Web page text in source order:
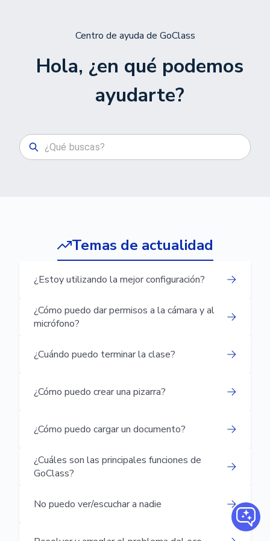
Centro de ayuda de GoClass
Hola, ¿en qué podemos
ayudarte?
Temas de actualidad
¿Estoy utilizando la mejor configuración?
¿Cómo puedo dar permisos a la cámara y al
micrófono?
¿Cuándo puedo terminar la clase?
¿Cómo puedo crear una pizarra?
¿Cómo puedo cargar un documento?
¿Cuáles son las principales funciones de
GoClass?
No puedo ver/escuchar a nadie